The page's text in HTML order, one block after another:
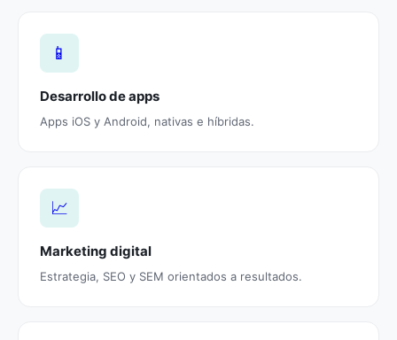
📱
Desarrollo de apps
Apps iOS y Android, nativas e híbridas.
📈
Marketing digital
Estrategia, SEO y SEM orientados a resultados.